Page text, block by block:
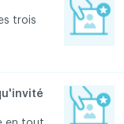
trois